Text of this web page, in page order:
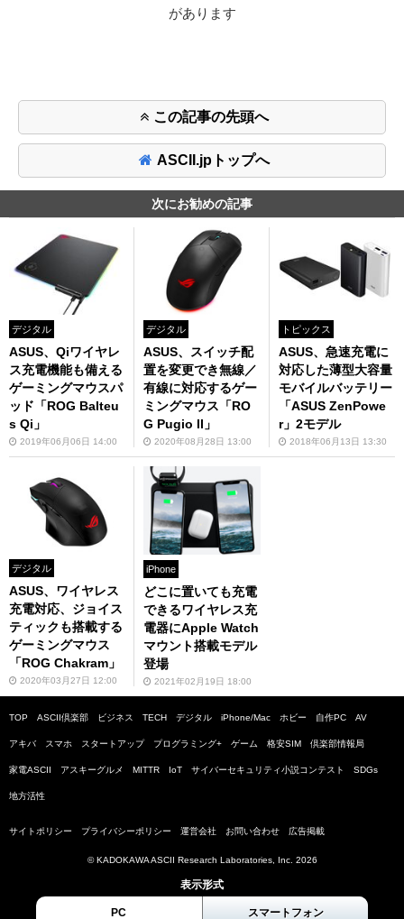
があります
この記事の先頭へ
ASCII.jpトップへ
次にお勧めの記事
デジタル
ASUS、Qiワイヤレ
ス充電機能も備える
ゲーミングマウスパ
ッド「ROG Balteu
s Qi」
2019年06月06日 14:00
デジタル
ASUS、スイッチ配
置を変更でき無線／
有線に対応するゲー
ミングマウス「RO
G Pugio II」
2020年08月28日 13:00
トピックス
ASUS、急速充電に
対応した薄型大容量
モバイルバッテリー
「ASUS ZenPowe
r」2モデル
2018年06月13日 13:30
デジタル
ASUS、ワイヤレス
充電対応、ジョイス
ティックも搭載する
ゲーミングマウス
「ROG Chakram」
2020年03月27日 12:00
iPhone
どこに置いても充電
できるワイヤレス充
電器にApple Watch
マウント搭載モデル
登場
2021年02月19日 18:00
TOP ASCII倶楽部 ビジネス TECH デジタル iPhone/Mac ホビー 自作PC AV
アキバ スマホ スタートアップ プログラミング+ ゲーム 格安SIM 倶楽部情報局
家電ASCII アスキーグルメ MITTR IoT サイバーセキュリティ小説コンテスト SDGs
地方活性
サイトポリシー プライバシーポリシー 運営会社 お問い合わせ 広告掲載
© KADOKAWA ASCII Research Laboratories, Inc. 2026
表示形式
PC スマートフォン